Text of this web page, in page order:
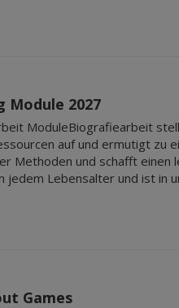
2027
ModuleBiografiearbeit
auf und ermutigt zu
Methoden und schafft einen
jedem Lebensalter und ist in
Games